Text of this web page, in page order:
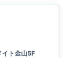
ト金山5F